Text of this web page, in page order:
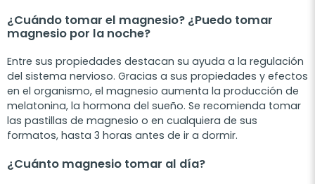
¿Cuándo tomar el magnesio? ¿Puedo tomar
magnesio por la noche?
Entre sus propiedades destacan su ayuda a la regulación
del sistema nervioso. Gracias a sus propiedades y efectos
en el organismo, el magnesio aumenta la producción de
melatonina, la hormona del sueño. Se recomienda tomar
las pastillas de magnesio o en cualquiera de sus
formatos, hasta 3 horas antes de ir a dormir.
¿Cuánto magnesio tomar al día?